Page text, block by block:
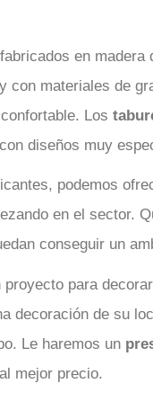
en madera
con materiales de
Los
diseños muy
podemos
en el sector.
conseguir un
proyecto para
decoración de su
Le haremos un
mejor precio.